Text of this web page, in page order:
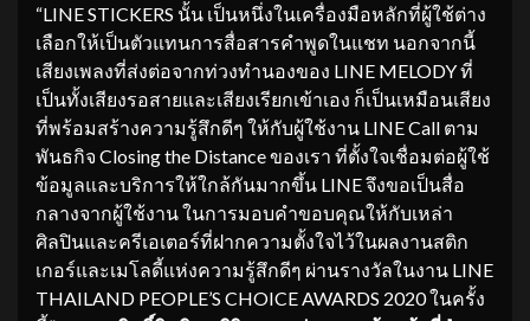
“LINE STICKERS นั้น เป็นหนึ่งในเครื่องมือหลักที่ผู้ใช้ต่าง
เลือกให้เป็นตัวแทนการสื่อสารคำพูดในแชท นอกจากนี้
เสียงเพลงที่ส่งต่อจากท่วงทำนองของ LINE MELODY ที่
เป็นทั้งเสียงรอสายและเสียงเรียกเข้าเอง ก็เป็นเหมือนเสียง
ที่พร้อมสร้างความรู้สึกดีๆ ให้กับผู้ใช้งาน LINE Call ตาม
พันธกิจ Closing the Distance ของเรา ที่ตั้งใจเชื่อมต่อผู้ใช้
ข้อมูลและบริการให้ใกล้กันมากขึ้น LINE จึงขอเป็นสื่อ
กลางจากผู้ใช้งาน ในการมอบคำขอบคุณให้กับเหล่า
ศิลปินและครีเอเตอร์ที่ฝากความตั้งใจไว้ในผลงานสติก
เกอร์และเมโลดี้แห่งความรู้สึกดีๆ ผ่านรางวัลในงาน LINE
THAILAND PEOPLE’S CHOICE AWARDS 2020 ในครั้ง